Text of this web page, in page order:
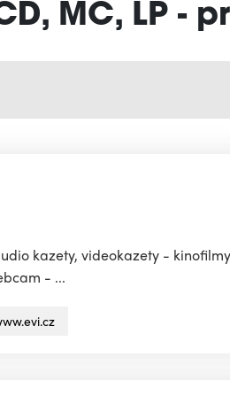
MC, LP -
kazety, videokazety -
- ...